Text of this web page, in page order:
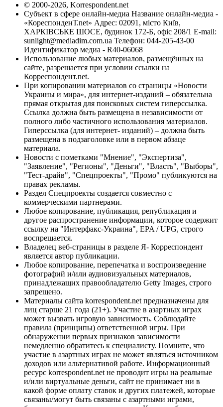
© 2000-2026, Korrespondent.net
Субъект в сфере онлайн-медиа Название онлайн-медиа -
«КореспонденТ.net» Адрес: 02091, місто Київ,
ХАРКІВСЬКЕ ШОСЕ, будинок 172-Б, офіс 208/1 E-mail:
sunlight@mediadim.com.ua Телефон: 044-205-43-00
Идентификатор медиа - R40-06068
Использование любых материалов, размещённых на
сайте, разрешается при условии ссылки на
Корреспондент.net.
При копировании материалов со страницы «Новости
Украины и мира», для интернет-изданий – обязательна
прямая открытая для поисковых систем гиперссылка.
Ссылка должна быть размещена в независимости от
полного либо частичного использования материалов.
Гиперссылка (для интернет- изданий) – должна быть
размещена в подзаголовке или в первом абзаце
материала.
Новости с пометками "Мнение", "Экспертиза",
"Заявление", "Регионы", "Деньги", "Власть", "Выборы",
"Тест-драйв", "Спецпроекты", "Промо" публикуются на
правах рекламы.
Раздел Спецпроекты создается совместно с
коммерческими партнерами.
Любое копирование, публикация, републикация и
другое распространение информации, которое содержит
ссылку на "Интерфакс-Украина", EPA / UPG, строго
воспрещается.
Владелец веб-страницы в разделе Я- Корреспондент
является автор публикации.
Любое копирование, перепечатка и воспроизведение
фотографий и/или аудиовизуальных материалов,
принадлежащих правообладателю Getty Images, строго
запрещено.
Материалы сайта korrespondent.net предназначены для
лиц старше 21 года (21+). Участие в азартных играх
может вызвать игровую зависимость. Соблюдайте
правила (принципы) ответственной игры. При
обнаружении первых признаков зависимости
немедленно обратитесь к специалисту. Помните, что
участие в азартных играх не может являться источником
доходов или альтернативой работе. Информационный
ресурс korrespondent.net не проводит игры на реальные
и/или виртуальные деньги, сайт не принимает ни в
какой форме оплату ставок и других платежей, которые
связаны/могут быть связаны с азартными играми,